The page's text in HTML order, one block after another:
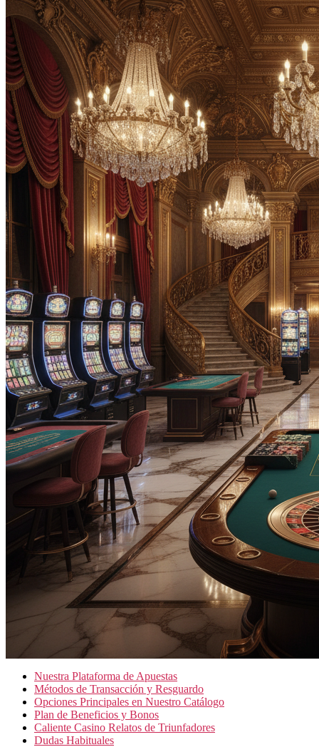
Nuestra Plataforma de Apuestas
Métodos de Transacción y Resguardo
Opciones Principales en Nuestro Catálogo
Plan de Beneficios y Bonos
Caliente Casino Relatos de Triunfadores
Dudas Habituales